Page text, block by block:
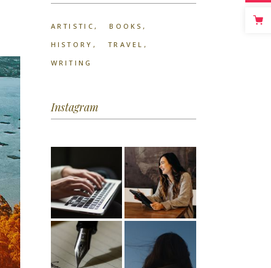
ARTISTIC
BOOKS
HISTORY
TRAVEL
WRITING
Instagram